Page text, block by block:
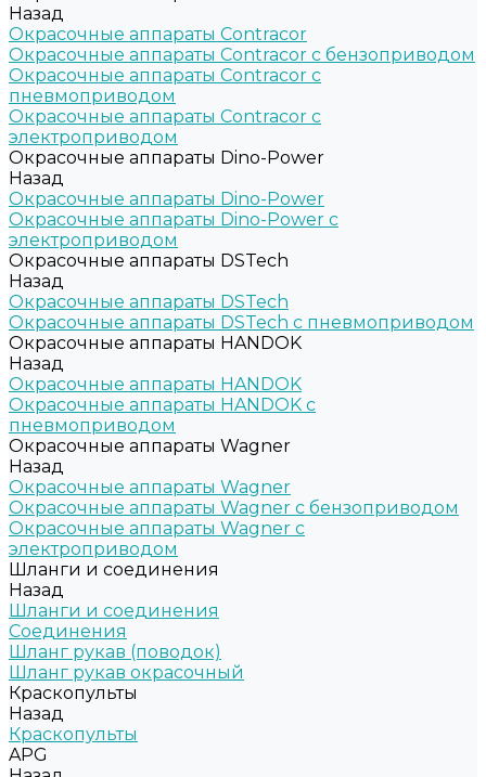
Назад
Окрасочные аппараты Contracor
Окрасочные аппараты Contracor с бензоприводом
Окрасочные аппараты Contracor с
пневмоприводом
Окрасочные аппараты Contracor с
электроприводом
Окрасочные аппараты Dino-Power
Назад
Окрасочные аппараты Dino-Power
Окрасочные аппараты Dino-Power с
электроприводом
Окрасочные аппараты DSTech
Назад
Окрасочные аппараты DSTech
Окрасочные аппараты DSTech c пневмоприводом
Окрасочные аппараты HANDOK
Назад
Окрасочные аппараты HANDOK
Окрасочные аппараты HANDOK c
пневмоприводом
Окрасочные аппараты Wagner
Назад
Окрасочные аппараты Wagner
Окрасочные аппараты Wagner с бензоприводом
Окрасочные аппараты Wagner с
электроприводом
Шланги и соединения
Назад
Шланги и соединения
Cоединения
Шланг рукав (поводок)
Шланг рукав окрасочный
Краскопульты
Назад
Краскопульты
APG